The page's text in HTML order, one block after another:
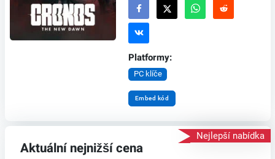
kde se východoev...
Platformy:
PC klíče
Embed kód
Nejlepší nabídka
Aktuální nejnižší cena